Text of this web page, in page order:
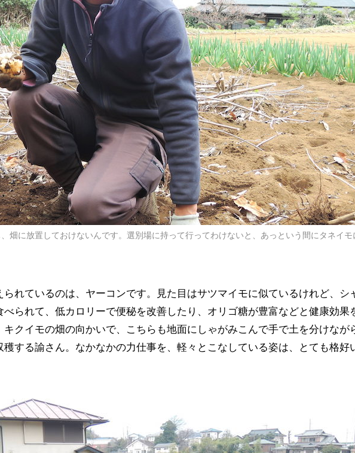
、畑に放置しておけないんです。選別場に持って行ってわけないと、あっという間にタネイモ
られているのは、ヤーコンです。見た目はサツマイモに似ているけれど、シ
べられて、低カロリーで便秘を改善したり、オリゴ糖が豊富などと健康効果
キクイモの畑の向かいで、こちらも地面にしゃがみこんで手で土を分けなが
穫する諭さん。なかなかの力仕事を、軽々とこなしている姿は、とても格好